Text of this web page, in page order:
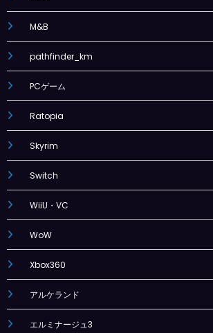
M&B
pathfinder_km
PCゲーム
Ratopia
Skyrim
Switch
WiiU・VC
WoW
Xbox360
アルケランド
エルミナージュ3